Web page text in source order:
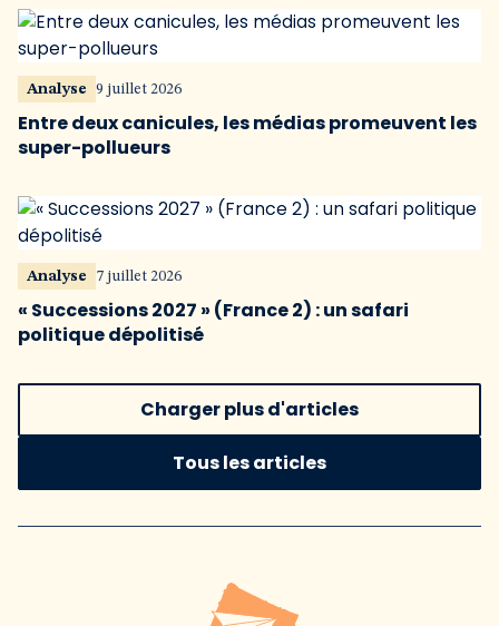
Analyse 9 juillet 2026
Entre deux canicules, les médias promeuvent les
super-pollueurs
Analyse 7 juillet 2026
« Successions 2027 » (France 2) : un safari
politique dépolitisé
Charger plus d'articles
Tous les articles